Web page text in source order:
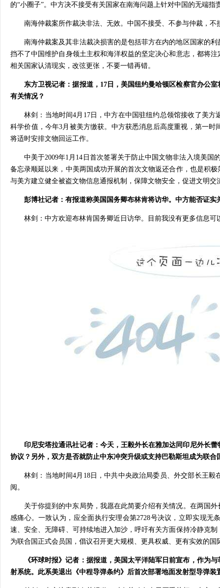
的“小圈子”。中方决不接受有关国家在南海问题上针对中国的无端指
南海仲裁案所作裁决非法、无效。中国不接受、不参与仲裁，
南海仲裁案及其非法裁决损害的是包括菲方在内的地区国家的
挡不了中国维护自身领土主权和海洋权益的坚定决心和意志，都将
相关国家认清现实，改弦更张，不要一错再错。
东方卫视记者：据报道，17日，美国纽约曼哈顿区检察官办公
有关情况？
林剑： 当地时间4月17日，中方在中国驻纽约总领馆接收了美
科学价值，今年3月被美方缴获。中方获悉消息后高度重视，第一
将适时安排文物回运工作。
中美于2009年1月14日首次签署关于防止中国文物非法入境美
备忘录顺延以来，中美两国成功开展的首次文物返还合作，也是积
与美方建立健全被盗文物信息通报机制，保障文物安全，促进文明
彭博社记者：有报道称美国国务卿布林肯将访华。中方能否证
林剑： 中方欢迎布林肯国务卿近日访华。目前我没有更多信息可
印尼安塔拉通讯社记者：今天，王毅外长在雅加达同印尼外长
协议？另外，双方是否就防止中东冲突升级或支持巴勒斯坦成为联合
林剑： 当地时间4月18日，中共中央政治局委员、外交部长王
阅。
关于你提到的中东局势，我愿在此简要介绍有关情况。在两国
感痛心。一致认为，应全面执行安理会第2728号决议，立即实现
速、安全、无障碍、可持续地进入加沙，呼吁有关方面保持冷静克
为联合国正式会员国，倡议召开更大规模、更具权威、更有实效的
《环球时报》记者：据报道，美国太平洋陆军日前宣布，作为
射系统。此系美退出《中程导弹条约》后首次部署地面发射型导弹